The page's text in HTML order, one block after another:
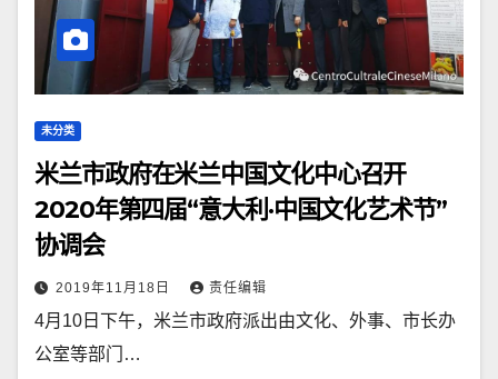
未分类
米兰市政府在米兰中国文化中心召开
2020年第四届“意大利·中国文化艺术节”
协调会
2019年11月18日 责任编辑
4月10日下午，米兰市政府派出由文化、外事、市长办
公室等部门…